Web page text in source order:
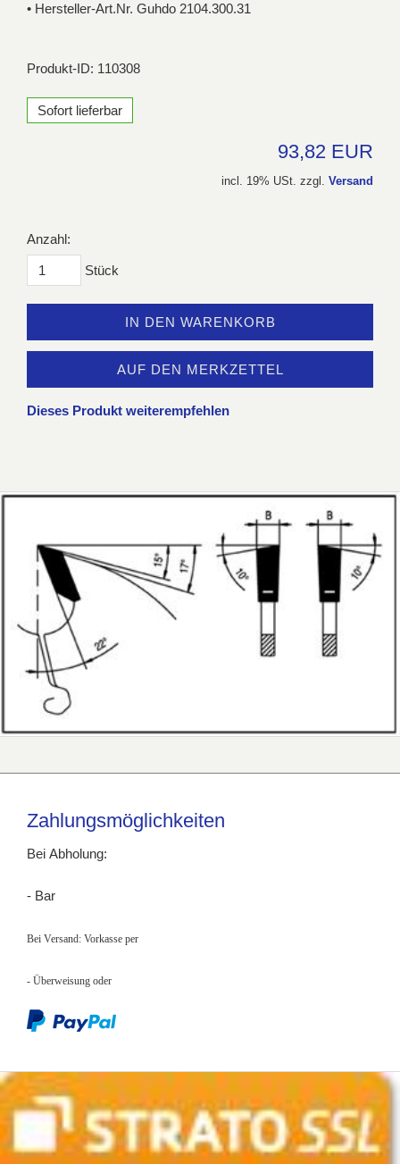
• Hersteller-Art.Nr. Guhdo 2104.300.31
Produkt-ID: 110308
Sofort lieferbar
93,82 EUR
incl. 19% USt. zzgl. Versand
Anzahl:
Stück
IN DEN WARENKORB
AUF DEN MERKZETTEL
Dieses Produkt weiterempfehlen
Zahlungsmöglichkeiten
Bei Abholung:
- Bar
Bei Versand: Vorkasse per
- Überweisung oder